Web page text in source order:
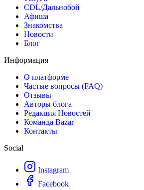
CDL/Дальнобой
Афиша
Знакомства
Новости
Блог
Информация
О платформе
Частые вопросы (FAQ)
Отзывы
Авторы блога
Редакция Новостей
Команда Bazar
Контакты
Social
Instagram
Facebook